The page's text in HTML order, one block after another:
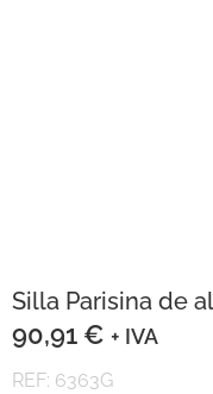
Silla Parisina de
90,91 € + IVA
REF: 6363G